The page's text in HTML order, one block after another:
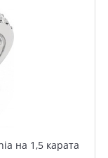
на 1,5 карата